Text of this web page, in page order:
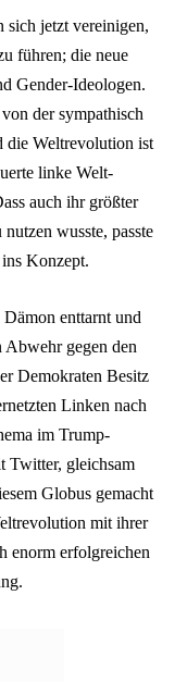
sich jetzt vereinigen,
führen; die neue
Gender-Ideologen.
der sympathisch
die Weltrevolution ist
linke Welt-
auch ihr größter
wusste, passte
Konzept.
enttarnt und
Abwehr gegen den
Demokraten Besitz
Linken nach
im Trump-
Twitter, gleichsam
Globus gemacht
mit ihrer
enorm erfolgreichen